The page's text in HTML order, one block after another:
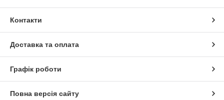
Контакти
Доставка та оплата
Графік роботи
Повна версія сайту